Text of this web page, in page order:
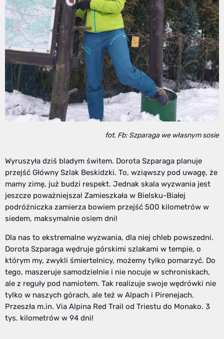
fot. Fb: Szparaga we własnym sosie
Wyruszyła dziś bladym świtem. Dorota Szparaga planuje
przejść Główny Szlak Beskidzki. To, wziąwszy pod uwagę, że
mamy zimę, już budzi respekt. Jednak skala wyzwania jest
jeszcze poważniejsza! Zamieszkała w Bielsku-Białej
podróżniczka zamierza bowiem przejść 500 kilometrów w
siedem, maksymalnie osiem dni!
Dla nas to ekstremalne wyzwania, dla niej chleb powszedni.
Dorota Szparaga wędruje górskimi szlakami w tempie, o
którym my, zwykli śmiertelnicy, możemy tylko pomarzyć. Do
tego, maszeruje samodzielnie i nie nocuje w schroniskach,
ale z reguły pod namiotem. Tak realizuje swoje wędrówki nie
tylko w naszych górach, ale też w Alpach i Pirenejach.
Przeszła m.in. Via Alpina Red Trail od Triestu do Monako. 3
tys. kilometrów w 94 dni!